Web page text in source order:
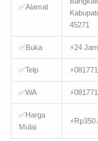
✅Alamat
45271
✅Buka ⚡24 Jam
✅Telp
✅WA
✅Harga
Mulai